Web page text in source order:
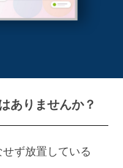
ありませんか？
ず放置している